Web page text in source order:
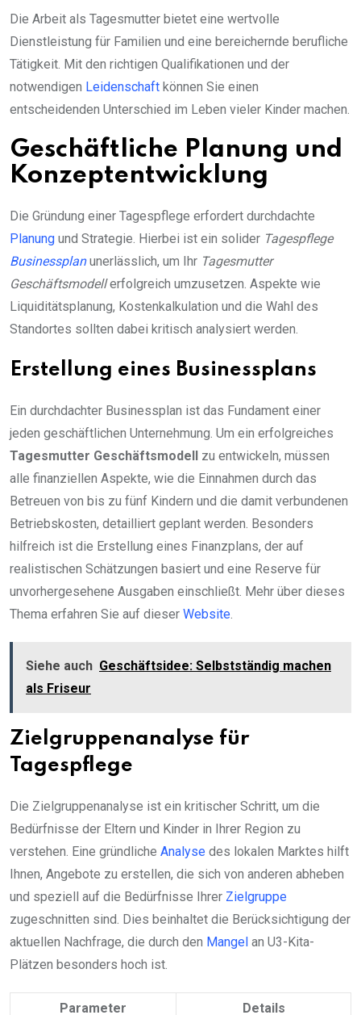
Die Arbeit als Tagesmutter bietet eine wertvolle
Dienstleistung für Familien und eine bereichernde berufliche
Tätigkeit. Mit den richtigen Qualifikationen und der
notwendigen Leidenschaft können Sie einen
entscheidenden Unterschied im Leben vieler Kinder machen.
Geschäftliche Planung und
Konzeptentwicklung
Die Gründung einer Tagespflege erfordert durchdachte
Planung und Strategie. Hierbei ist ein solider Tagespflege
Businessplanunerlässlich, um Ihr Tagesmutter
Geschäftsmodellerfolgreich umzusetzen. Aspekte wie
Liquiditätsplanung, Kostenkalkulation und die Wahl des
Standortes sollten dabei kritisch analysiert werden.
Erstellung eines Businessplans
Ein durchdachter Businessplan ist das Fundament einer
jeden geschäftlichen Unternehmung. Um ein erfolgreiches
Tagesmutter Geschäftsmodell
zu entwickeln, müssen
alle finanziellen Aspekte, wie die Einnahmen durch das
Betreuen von bis zu fünf Kindern und die damit verbundenen
Betriebskosten, detailliert geplant werden. Besonders
hilfreich ist die Erstellung eines Finanzplans, der auf
realistischen Schätzungen basiert und eine Reserve für
unvorhergesehene Ausgaben einschließt. Mehr über dieses
Thema erfahren Sie auf dieser Website.
Siehe auch Geschäftsidee: Selbstständig machen
als Friseur
Zielgruppenanalyse für
Tagespflege
Die Zielgruppenanalyse ist ein kritischer Schritt, um die
Bedürfnisse der Eltern und Kinder in Ihrer Region zu
verstehen. Eine gründliche Analyse des lokalen Marktes hilft
Ihnen, Angebote zu erstellen, die sich von anderen abheben
und speziell auf die Bedürfnisse Ihrer Zielgruppe
zugeschnitten sind. Dies beinhaltet die Berücksichtigung der
aktuellen Nachfrage, die durch den Mangel an U3-Kita-
Plätzen besonders hoch ist.
Parameter Details